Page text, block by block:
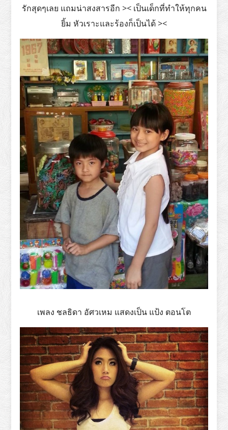
รักสุดๆเลย แถมน่าสงสารอีก >< เป็นเด็กที่ทำให้ทุกคน
ยิ้ม หัวเราะและร้องก็เป็นได้ ><
เพลง ชลธิดา อัศวเหม แสดงเป็น แป้ง ตอนโต